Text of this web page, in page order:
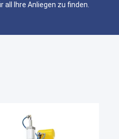
all Ihre Anliegen zu finden.